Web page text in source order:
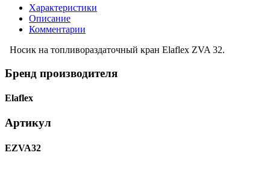
Характеристики
Описание
Комментарии
Носик на топливораздаточный кран Elaflex ZVA 32.
Бренд производителя
Elaflex
Артикул
EZVA32